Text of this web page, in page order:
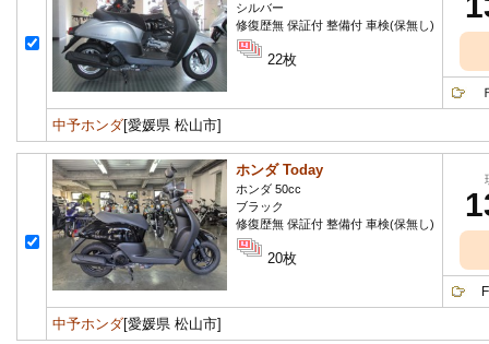
シルバー
修復歴無 保証付 整備付 車検(保無し)
22枚
中予ホンダ[愛媛県 松山市]
ホンダ Today
ホンダ 50cc
ブラック
修復歴無 保証付 整備付 車検(保無し)
20枚
中予ホンダ[愛媛県 松山市]